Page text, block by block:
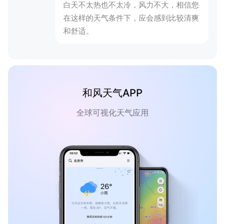
白天不太热也不太冷，风力不大，相信您
在这样的天气条件下，应会感到比较清爽
和舒适。
和风天气APP
全球可视化天气应用